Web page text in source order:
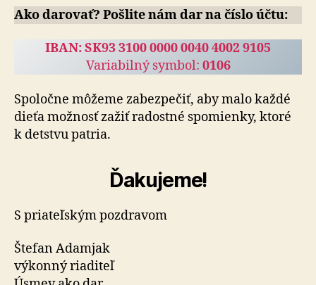
Ako darovať? Pošlite nám dar na číslo účtu:
IBAN: SK93 3100 0000 0040 4002 9105
Variabilný symbol: 0106
Spoločne môžeme zabezpečiť, aby malo každé
dieťa možnosť zažiť radostné spomienky, ktoré
k detstvu patria.
Ďakujeme!
S priateľským pozdravom
Štefan Adamjak
výkonný riaditeľ